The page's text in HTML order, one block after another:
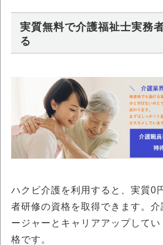
実質無料で介護福祉士実務
る
ハクビ介護を利用すると、実質0
者研修の資格を取得できます。
ージャーとキャリアアップして
格です。